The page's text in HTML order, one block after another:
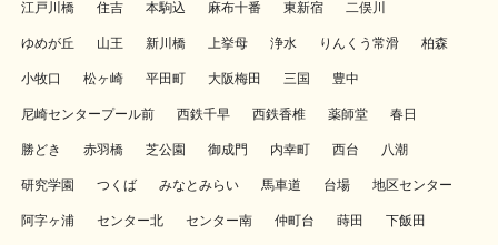
江戸川橋 住吉 本駒込 麻布十番 東新宿 二俣川
ゆめが丘 山王 新川橋 上挙母 浄水 りんくう常滑 柏森
小牧口 松ヶ崎 平田町 大阪梅田 三国 豊中
尼崎センタープール前 西鉄千早 西鉄香椎 薬師堂 春日
勝どき 赤羽橋 芝公園 御成門 内幸町 西台 八潮
研究学園 つくば みなとみらい 馬車道 台場 地区センター
阿字ヶ浦 センター北 センター南 仲町台 蒔田 下飯田